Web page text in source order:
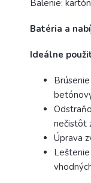
Balenie: kartón
Batéria a
Ideálne
nečistôt
Úprava